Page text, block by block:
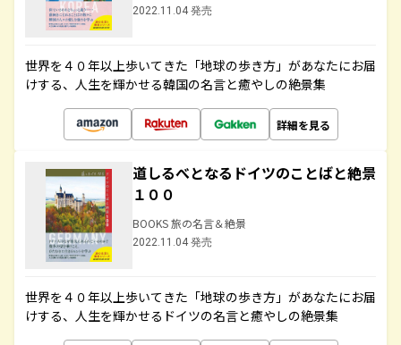
2022.11.04 発売
世界を４０年以上歩いてきた「地球の歩き方」があなたにお届
けする、人生を輝かせる韓国の名言と癒やしの絶景集
詳細を見る
道しるべとなるドイツのことばと絶景
１００
BOOKS 旅の名言＆絶景
2022.11.04 発売
世界を４０年以上歩いてきた「地球の歩き方」があなたにお届
けする、人生を輝かせるドイツの名言と癒やしの絶景集